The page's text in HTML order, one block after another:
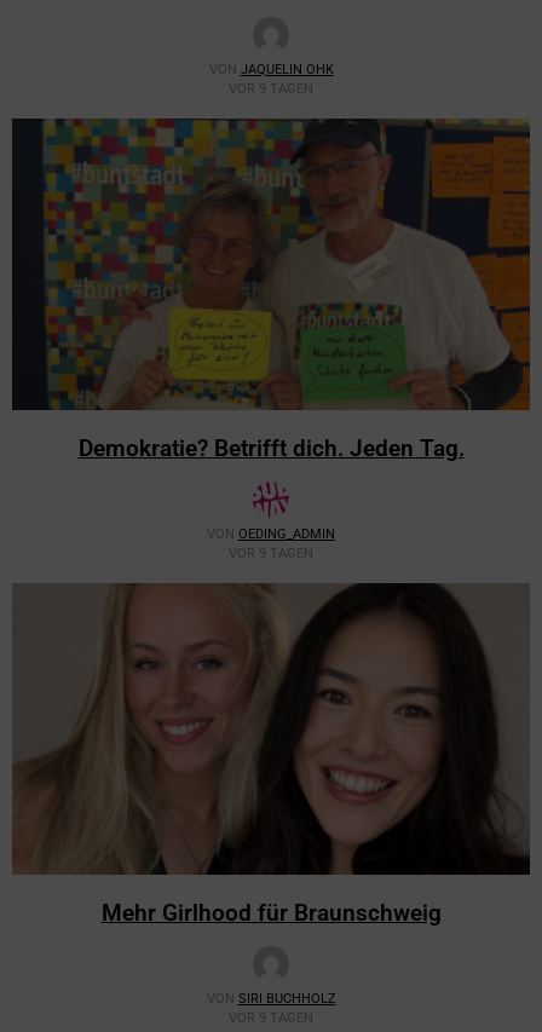
VON JAQUELIN OHK
VOR 9 TAGEN
Demokratie? Betrifft dich. Jeden Tag.
VON OEDING_ADMIN
VOR 9 TAGEN
Mehr Girlhood für Braunschweig
VON SIRI BUCHHOLZ
VOR 9 TAGEN